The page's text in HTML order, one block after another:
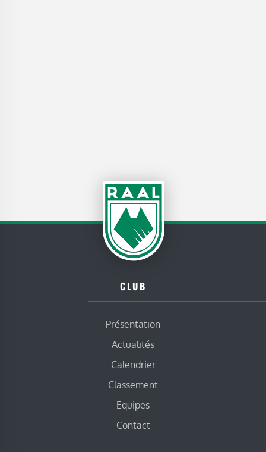
CLUB
Présentation
Actualités
Calendrier
Classement
Equipes
Contact